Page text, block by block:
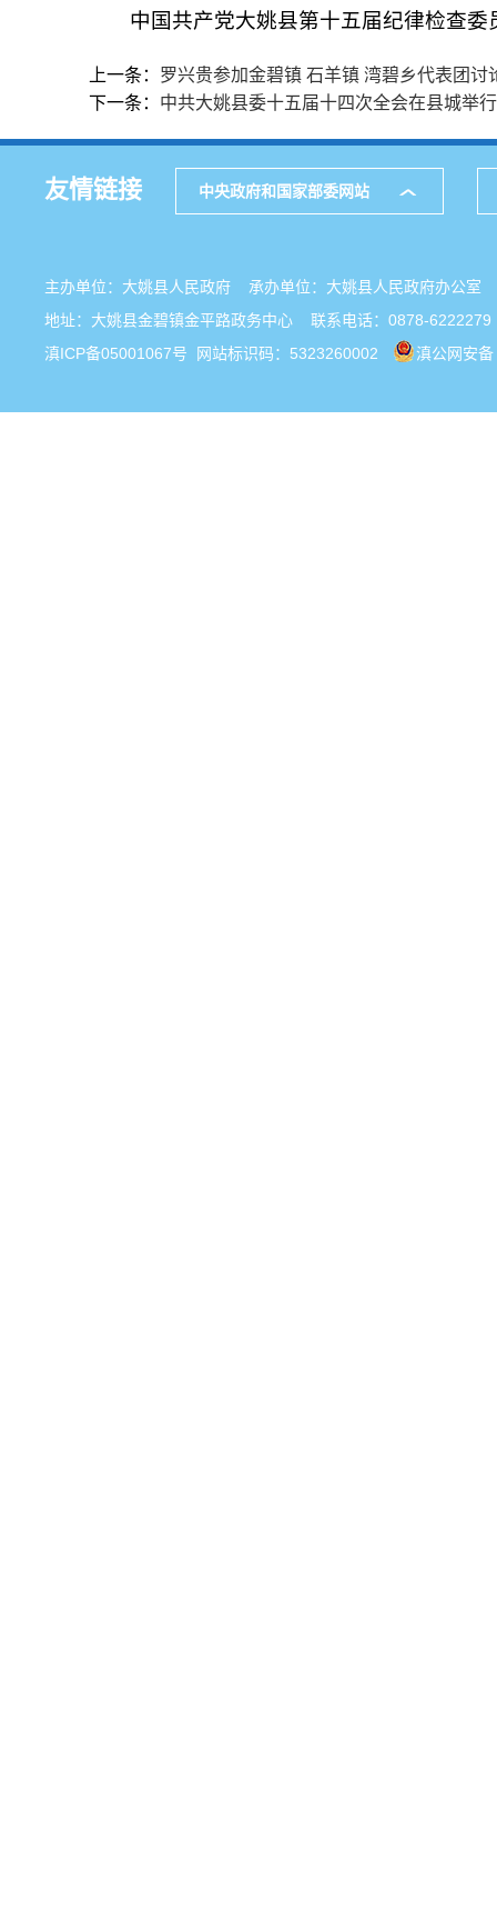
中国共产党大姚县第十五届纪律检查
上一条： 罗兴贵参加金碧镇 石羊镇 湾碧乡代表团
下一条： 中共大姚县委十五届十四次全会在县城举
友情链接 中央政府和国家部委网站
主办单位：大姚县人民政府 承办单位：大姚县人民政府办公
地址：大姚县金碧镇金平路政务中心 联系电话：0878-6222279
滇ICP备05001067号 网站标识码：5323260002 滇公网安